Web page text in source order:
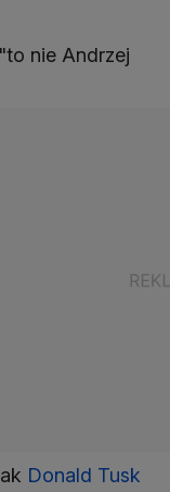
nie Andrzej
Donald Tusk